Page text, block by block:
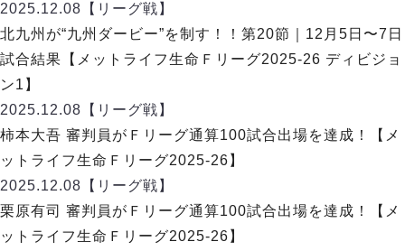
メットライフ生命Ｆ２リーグ
試合日程
順位表
戦績表
警告・退場・出場停止選手
個人ランキング｜ゴール
個人ランキング｜シュート
個人ランキング｜シュート成功率
個人ランキング｜第2PK
ボアルース長野
名古屋オーシャンズ
ボルクバレット北九州
バサジィ大分
メットライフ生命Ｆ２リーグ
ヴォスクオーレ仙台
マルバ水戸FC
リーグ概要
日本フットサルリーグについて
大会概要
リーグ要項
クラブライセンス関連
アリーナ観戦マナー&ルール
過去の記録 ARCHIVE
過去の試合記録
ディビジョン1 試合記録
ディビジョン2 試合記録
Ｆリーグカップ 試合記録
リーグ統計データ
プロジェクト
ABeam AWARD
DIVISION 01
2025.12.08 【リーグ戦】
北九州が“九州ダービー”を制す！！第20節｜12月5日〜7日
試合結果【メットライフ生命Ｆリーグ2025-26 ディビジョ
ン1】
2025.12.08 【リーグ戦】
柿本大吾 審判員がＦリーグ通算100試合出場を達成！【メ
ットライフ生命Ｆリーグ2025-26】
2025.12.08 【リーグ戦】
栗原有司 審判員がＦリーグ通算100試合出場を達成！【メ
ットライフ生命Ｆリーグ2025-26】